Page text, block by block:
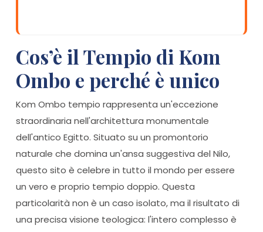
Cos’è il Tempio di Kom
Ombo e perché è unico
Kom Ombo tempio rappresenta un'eccezione
straordinaria nell'architettura monumentale
dell'antico Egitto. Situato su un promontorio
naturale che domina un'ansa suggestiva del Nilo,
questo sito è celebre in tutto il mondo per essere
un vero e proprio tempio doppio. Questa
particolarità non è un caso isolato, ma il risultato di
una precisa visione teologica: l'intero complesso è